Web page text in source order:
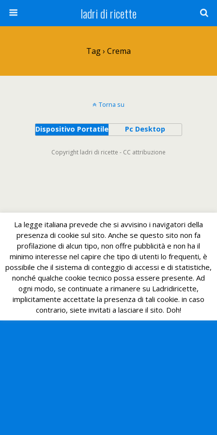
ladri di ricette
Tag › Crema
Torna su
Dispositivo Portatile Pc Desktop
Copyright ladri di ricette - CC attribuzione
La legge italiana prevede che si avvisino i navigatori della
presenza di cookie sul sito. Anche se questo sito non fa
profilazione di alcun tipo, non offre pubblicità e non ha il
minimo interesse nel capire che tipo di utenti lo frequenti, è
possibile che il sistema di conteggio di accessi e di statistiche,
nonché qualche cookie tecnico possa essere presente. Ad
ogni modo, se continuate a rimanere su Ladridiricette,
implicitamente accettate la presenza di tali cookie. in caso
contrario, siete invitati a lasciare il sito. Doh!